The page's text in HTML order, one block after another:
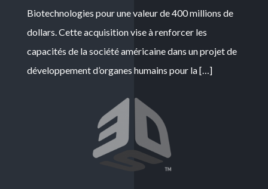
Biotechnologies pour une valeur de 400 millions de
dollars. Cette acquisition vise à renforcer les
capacités de la société américaine dans un projet de
développement d’organes humains pour la […]